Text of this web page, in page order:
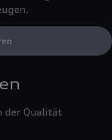
der Qualität